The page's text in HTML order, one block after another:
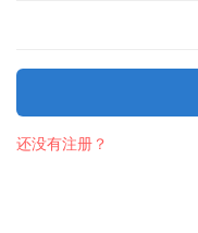
还没有注册？